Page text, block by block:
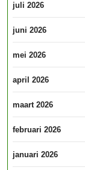
juli 2026
juni 2026
mei 2026
april 2026
maart 2026
februari 2026
januari 2026